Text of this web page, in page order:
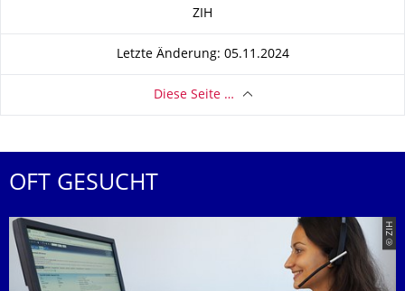
ZIH
Letzte Änderung: 05.11.2024
Diese Seite …
OFT GESUCHT
© ZIH